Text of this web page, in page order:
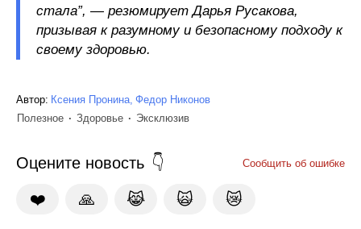
стала”, — резюмирует Дарья Русакова,
призывая к разумному и безопасному подходу к
своему здоровью.
Автор: Ксения Пронина Федор Никонов
Полезное
Здоровье Эксклюзив
Оцените новость Сообщить об ошибке
❤️ 🙏 😹 🙀 😿